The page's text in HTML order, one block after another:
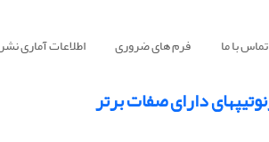
تماس با ما فرم های ضروری اطلاعات آماری